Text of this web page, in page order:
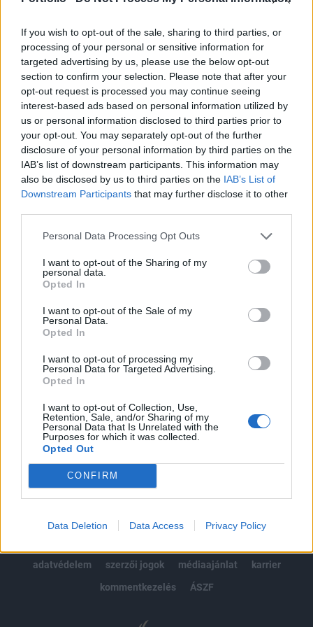
If you wish to opt-out of the sale, sharing to third parties, or
processing of your personal or sensitive information for
targeted advertising by us, please use the below opt-out
section to confirm your selection. Please note that after your
opt-out request is processed you may continue seeing
interest-based ads based on personal information utilized by
us or personal information disclosed to third parties prior to
your opt-out. You may separately opt-out of the further
disclosure of your personal information by third parties on the
IAB’s list of downstream participants. This information may
also be disclosed by us to third parties on the IAB’s List of
Downstream Participants that may further disclose it to other
Personal Data Processing Opt Outs
I want to opt-out of the Sharing of my
personal data.
Opted In
I want to opt-out of the Sale of my
Personal Data.
Opted In
I want to opt-out of processing my
Personal Data for Targeted Advertising.
Opted In
I want to opt-out of Collection, Use,
Retention, Sale, and/or Sharing of my
Personal Data that Is Unrelated with the
Purposes for which it was collected.
Opted Out
CONFIRM
Data Deletion Data Access Privacy Policy
A hadsereg megállította a flottilla aktivistáinak egy részét
több száz kilométerre Izrael területétől, nemzetközi vizeken.
A hajóikkal tovább haladó palesztin-párti aktivisták az
interneten élőben közvetítették, ahogy a katonák felszálltak
a flottilla több hajójára, ahonnan az ötszáz, a világ
negyven országából származó és Gázába tartó aktivista
egy részét egy...
KEDVES OLVASÓNK!
A keresett cikk a portfolio.hu hírarchívumához
Az előfizetés a következőket tartalmazza:
Portfolio.hu teljes cikkarchívum
Kötéslisták: BÉT elmúlt 2 év napon belüli
kötéslistái
Előfizetés
MÁR ELŐFIZETŐNK VAGY?BEJELENTKEZÉS
© 2026 Portfolio
adatvédelem
szerzői jogok médiaajánlat
karrier
kommentkezelés
ÁSZF